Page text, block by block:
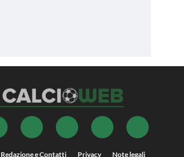
Redazione e Contatti Privacy Note legali